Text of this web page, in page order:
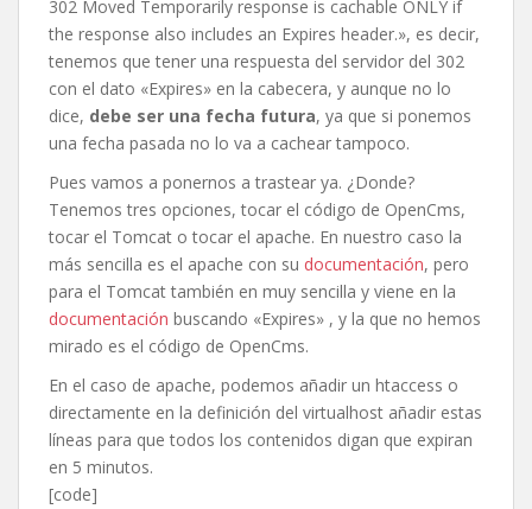
302 Moved Temporarily response is cachable ONLY if
the response also includes an Expires header.», es decir,
tenemos que tener una respuesta del servidor del 302
con el dato «Expires» en la cabecera, y aunque no lo
dice, debe ser una fecha futura, ya que si ponemos
una fecha pasada no lo va a cachear tampoco.
Pues vamos a ponernos a trastear ya. ¿Donde?
Tenemos tres opciones, tocar el código de OpenCms,
tocar el Tomcat o tocar el apache. En nuestro caso la
más sencilla es el apache con su documentación, pero
para el Tomcat también en muy sencilla y viene en la
documentación buscando «Expires» , y la que no hemos
mirado es el código de OpenCms.
En el caso de apache, podemos añadir un htaccess o
directamente en la definición del virtualhost añadir estas
líneas para que todos los contenidos digan que expiran
en 5 minutos.
[code]